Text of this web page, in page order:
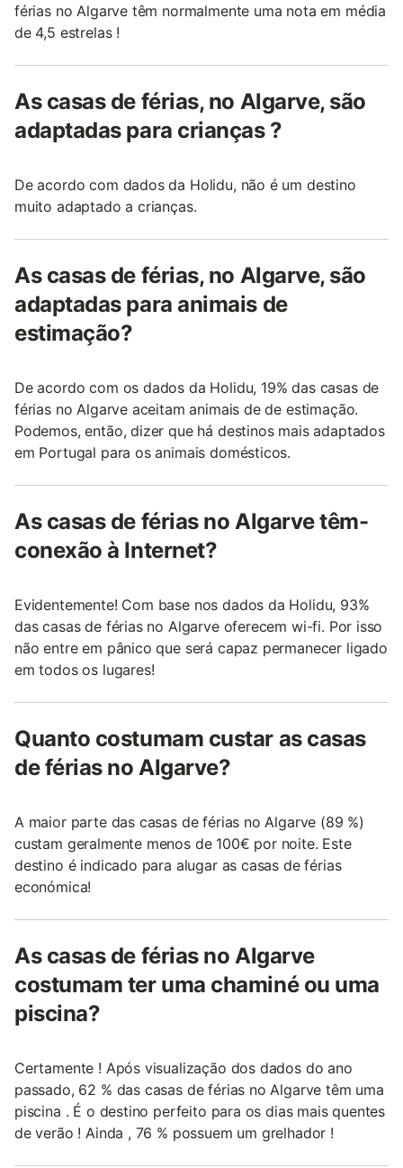
férias no Algarve têm normalmente uma nota em média
de 4,5 estrelas !
As casas de férias, no Algarve, são
adaptadas para crianças ?
De acordo com dados da Holidu, não é um destino
muito adaptado a crianças.
As casas de férias, no Algarve, são
adaptadas para animais de
estimação?
De acordo com os dados da Holidu, 19% das casas de
férias no Algarve aceitam animais de de estimação.
Podemos, então, dizer que há destinos mais adaptados
em Portugal para os animais domésticos.
As casas de férias no Algarve têm-
conexão à Internet?
Evidentemente! Com base nos dados da Holidu, 93%
das casas de férias no Algarve oferecem wi-fi. Por isso
não entre em pânico que será capaz permanecer ligado
em todos os lugares!
Quanto costumam custar as casas
de férias no Algarve?
A maior parte das casas de férias no Algarve (89 %)
custam geralmente menos de 100€ por noite. Este
destino é indicado para alugar as casas de férias
económica!
As casas de férias no Algarve
costumam ter uma chaminé ou uma
piscina?
Certamente ! Após visualização dos dados do ano
passado, 62 % das casas de férias no Algarve têm uma
piscina . É o destino perfeito para os dias mais quentes
de verão ! Ainda , 76 % possuem um grelhador !